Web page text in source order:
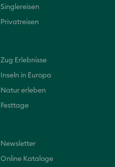
Singlereisen
Privatreisen
Zug Erlebnisse
Inseln in Europa
Natur erleben
Festtage
Newsletter
Online Kataloge